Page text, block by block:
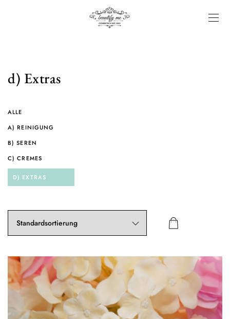
d) Extras
ALLE
A) REINIGUNG
B) SEREN
C) CREMES
D) EXTRAS